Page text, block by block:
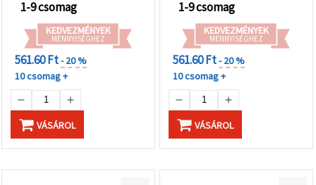
1-9 csomag
KEDVEZMÉNYEK
MENNYISÉGHEZ
561.60 Ft- 20 %
10 csomag +
VÁSÁROL
1-9 csomag
KEDVEZMÉNYEK
MENNYISÉGHEZ
561.60 Ft- 20 %
10 csomag +
VÁSÁROL